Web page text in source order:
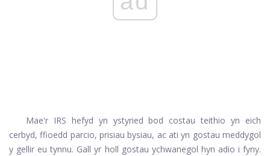
Mae'r IRS hefyd yn ystyried bod costau teithio yn eich
cerbyd, ffioedd parcio, prisiau bysiau, ac ati yn gostau meddygol
y gellir eu tynnu. Gall yr holl gostau ychwanegol hyn adio i fyny.